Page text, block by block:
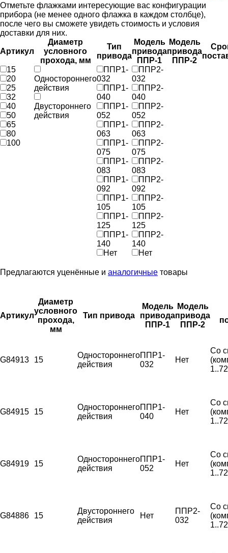
Отметьте флажками интересующие вас конфигурации
прибора (не менее одного флажка в каждом столбце),
после чего вы сможете увидеть стоимость и условия
доставки для них.
Артикул
Диаметр
условного
прохода, мм
Тип
привода
Модель
привода
ППР-1
Модель
привода
ППР-2
15
20
25
32
40
50
65
80
100
Одностороннего
действия
Двустороннего
действия
ППР1-
032
ППР1-
040
ППР1-
052
ППР1-
063
ППР1-
075
ППР1-
083
ППР1-
092
ППР1-
105
ППР1-
125
ППР1-
140
Нет
ППР2-
032
ППР2-
040
ППР2-
052
ППР2-
063
ППР2-
075
ППР2-
083
ППР2-
092
ППР2-
105
ППР2-
125
ППР2-
140
Нет
Предлагаются уценённые и аналогичные товары
Артикул
Диаметр
условного
прохода,
мм
Тип привода
Модель
привода
ППР-1
Модель
привода
ППР-2
G84913 15
Одностороннего
действия
ППР1-
032
Нет
Со
G84915 15
Одностороннего
действия
ППР1-
040
Нет
Со
G84919 15
Одностороннего
действия
ППР1-
052
Нет
Со
G84886 15
Двустороннего
действия
Нет
ППР2-
032
Со